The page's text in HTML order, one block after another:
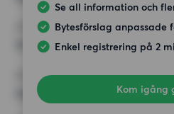
Se all information och
Bytesförslag anpassade
Enkel registrering på 2
Kom igång
HÖGSTA HYRA
12 500 kr
Inga speciella krav